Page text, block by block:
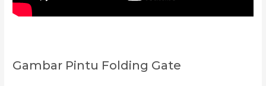
Gambar Pintu Folding Gate